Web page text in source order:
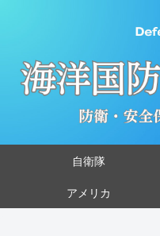
自衛隊
アメリカ